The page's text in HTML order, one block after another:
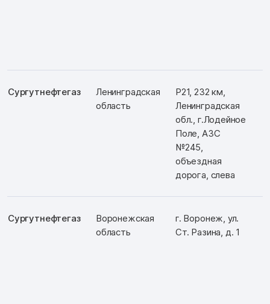
Сургутнефтегаз
Ленинградская
область
Р21, 232 км,
Ленинградская
обл., г.Лодейное
Поле, АЗС
№245,
объездная
дорога, слева
Сургутнефтегаз
Воронежская
область
г. Воронеж, ул.
Ст. Разина, д. 1